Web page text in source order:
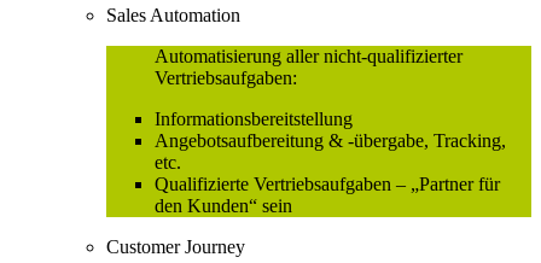
Sales Automation
Automatisierung aller nicht-qualifizierter
Vertriebsaufgaben:
Informationsbereitstellung
Angebotsaufbereitung & -übergabe, Tracking,
etc.
Qualifizierte Vertriebsaufgaben – „Partner für
den Kunden“ sein
Customer Journey